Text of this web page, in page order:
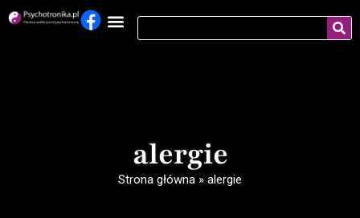
alergie
Strona główna » alergie